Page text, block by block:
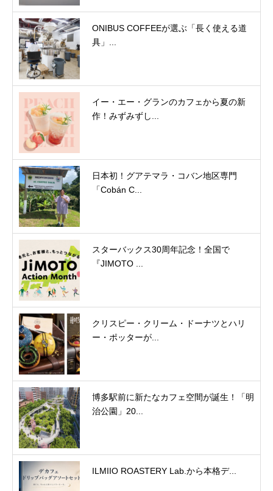
ONIBUS COFFEEが選ぶ「長く使える道
具」...
イー・エー・グランのカフェから夏の新
作！みずみずし...
日本初！グアテマラ・コバン地区専門
「Cobán C...
スターバックス30周年記念！全国で
『JIMOTO ...
クリスピー・クリーム・ドーナツとハリ
ー・ポッターが...
博多駅前に新たなカフェ空間が誕生！「明
治公園」20...
ILMIIO ROASTERY Lab.から本格デ...